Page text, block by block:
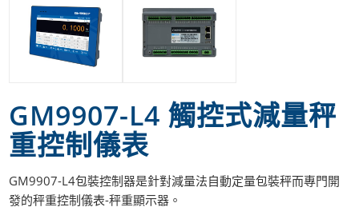
GM9907-L4 觸控式減量秤
重控制儀表
GM9907-L4包裝控制器是針對減量法自動定量包裝秤而專門開
發的秤重控制儀表-秤重顯示器。